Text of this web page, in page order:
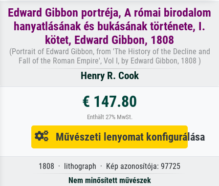
Edward Gibbon portréja, A római birodalom
hanyatlásának és bukásának története, I.
kötet, Edward Gibbon, 1808
(Portrait of Edward Gibbon, from 'The History of the Decline and
Fall of the Roman Empire', Vol I, by Edward Gibbon, 1808 )
Henry R. Cook
€ 147.80
Enthält 27% MwSt.
Művészeti lenyomat konfigurálása
1808 · lithograph · Kép azonosítója: 97725
Nem minősített művészek